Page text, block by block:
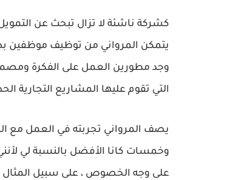
كشركة ناشئة لا تزال تبحث عن التمويل
يتمكن المرواني من توظيف موظفين
وجد مطورين العمل على الفكرة
التي تقوم عليها المشاريع التجارية
يصف المرواني تجربته في العمل مع
وخمسات كانا الأفضل بالنسبة لي
على وجه الخصوص ، على سبيل